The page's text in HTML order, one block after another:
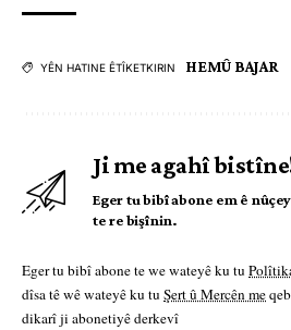
YÊN HATINE ÊTÎKETKIRIN HEMÛ BAJAR
Ji me agahî
Eger tu bibî abone em ê
te re bişînin.
Eger tu bibî abone te we wateyê ku tu
dîsa tê wê wateyê ku tu Şert û Mercên me
dikarî ji abonetiyê derkevî